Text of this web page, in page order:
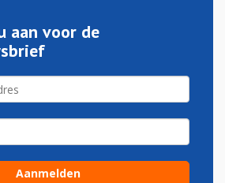
aan voor de